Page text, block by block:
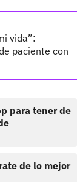
vida”:
paciente con
para tener de
de lo mejor